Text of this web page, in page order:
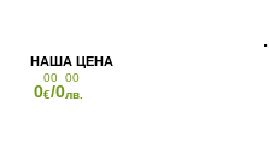
0
00
€/0
00
лв.